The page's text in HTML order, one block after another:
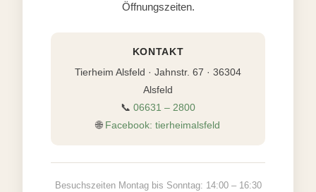
Öffnungszeiten.
KONTAKT
Tierheim Alsfeld · Jahnstr. 67 · 36304
Alsfeld
📞 06631 – 2800
🌐 Facebook: tierheimalsfeld
Besuchszeiten Montag bis Sonntag: 14:00 – 16:30